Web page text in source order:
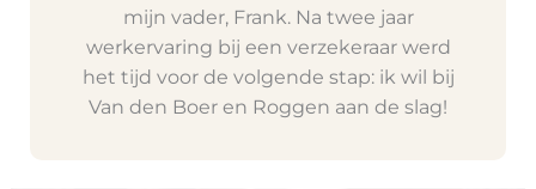
mijn vader, Frank. Na twee jaar
werkervaring bij een verzekeraar werd
het tijd voor de volgende stap: ik wil bij
Van den Boer en Roggen aan de slag!